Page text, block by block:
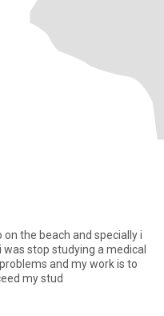
the beach and specially i
stop studying a medical
and my work is to
my stud